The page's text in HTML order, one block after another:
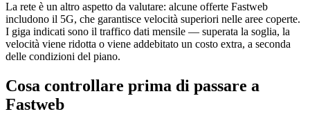
La rete è un altro aspetto da valutare: alcune offerte Fastweb
includono il 5G, che garantisce velocità superiori nelle aree coperte.
I giga indicati sono il traffico dati mensile — superata la soglia, la
velocità viene ridotta o viene addebitato un costo extra, a seconda
delle condizioni del piano.
Cosa controllare prima di passare a
Fastweb